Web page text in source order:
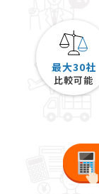
最大30社
比較可能